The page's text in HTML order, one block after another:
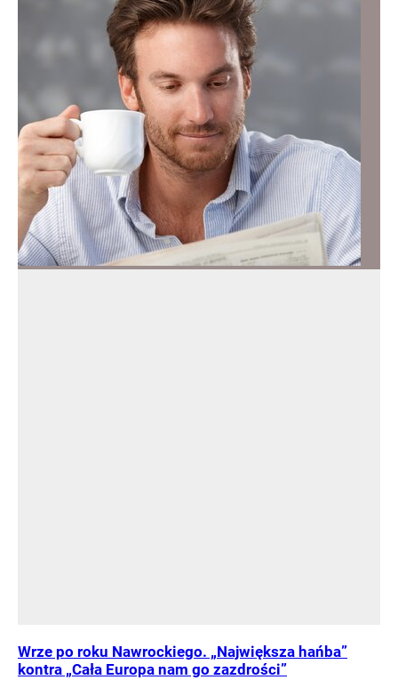
Wrze po roku Nawrockiego. „Największa hańba”
kontra „Cała Europa nam go zazdrości”